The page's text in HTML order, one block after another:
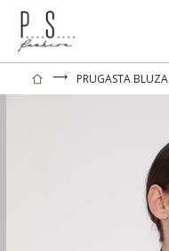
⟶ PRUGASTA BLUZA